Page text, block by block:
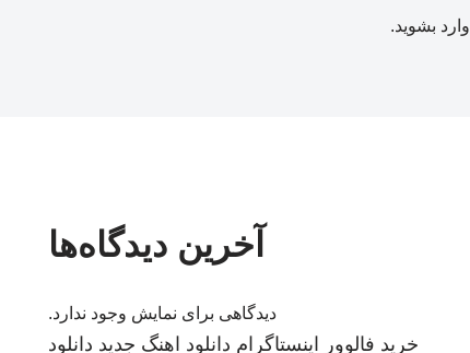
وارد بشوید.
آخرین دیدگاه‌ها
دیدگاهی برای نمایش وجود ندارد.
خرید فالوور اینستاگرام دانلود اهنگ جدید دانلود